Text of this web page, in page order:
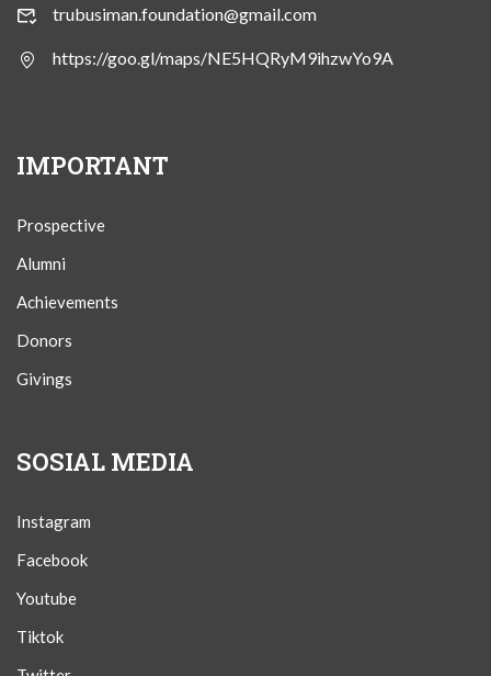
trubusiman.foundation@gmail.com
https://goo.gl/maps/NE5HQRyM9ihzwYo9A
IMPORTANT
Prospective
Alumni
Achievements
Donors
Givings
SOSIAL MEDIA
Instagram
Facebook
Youtube
Tiktok